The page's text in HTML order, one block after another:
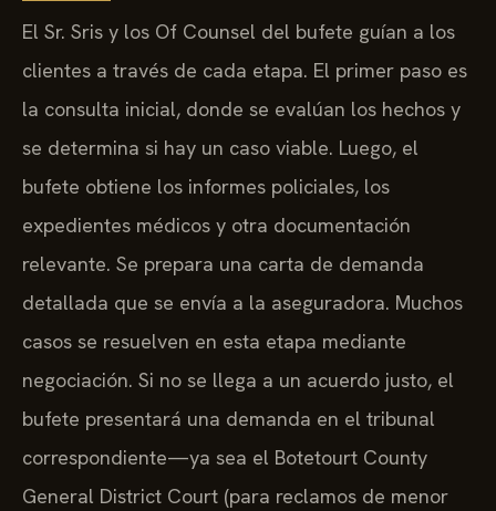
El Sr. Sris y los Of Counsel del bufete guían a los
clientes a través de cada etapa. El primer paso es
la consulta inicial, donde se evalúan los hechos y
se determina si hay un caso viable. Luego, el
bufete obtiene los informes policiales, los
expedientes médicos y otra documentación
relevante. Se prepara una carta de demanda
detallada que se envía a la aseguradora. Muchos
casos se resuelven en esta etapa mediante
negociación. Si no se llega a un acuerdo justo, el
bufete presentará una demanda en el tribunal
correspondiente—ya sea el Botetourt County
General District Court (para reclamos de menor